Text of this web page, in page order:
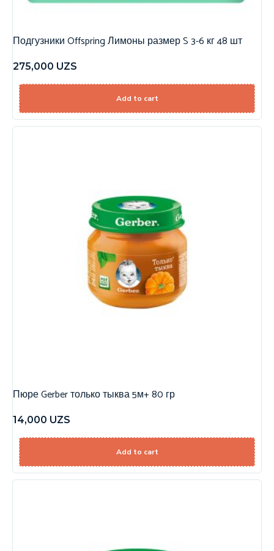
Подгузники Offspring Лимоны размер S 3-6 кг 48 шт
275,000 UZS
Add to cart
Пюре Gerber только тыква 5м+ 80 гр
14,000 UZS
Add to cart